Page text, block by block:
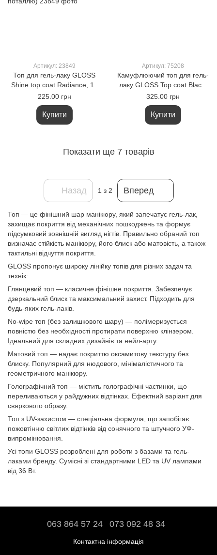
Артикул: 23849
Топ для гель-лаку GLOSS
Shine top coat Radiance, 11
мл (прозорий з бежевим
підтоном та золотистою
поталлю)
225.00 грн
Купити
Артикул: 75208
Камуфлюючий топ для гель-
лаку GLOSS Top coat Black,
15 мл (чорний)
325.00 грн
Купити
Показати ще 7 товарів
Назад 1 з 2 Вперед
Топ — це фінішний шар манікюру, який запечатує гель-лак,
захищає покриття від механічних пошкоджень та формує
підсумковий зовнішній вигляд нігтів. Правильно обраний топ
визначає стійкість манікюру, його блиск або матовість, а також
тактильні відчуття покриття.
GLOSS пропонує широку лінійку топів для різних задач та
технік:
Глянцевий топ — класичне фінішне покриття. Забезпечує
дзеркальний блиск та максимальний захист. Підходить для
будь-яких гель-лаків.
No-wipe топ (без залишкового шару) — полімеризується
повністю без необхідності протирати поверхню клінзером.
Ідеальний для складних дизайнів та нейл-арту.
Матовий топ — надає покриттю оксамитову текстуру без
блиску. Популярний для нюдового, мінімалістичного та
геометричного манікюру.
Голографічний топ — містить голографічні частинки, що
переливаються у райдужних відтінках. Ефектний варіант для
свяркового образу.
Топ з UV-захистом — спеціальна формула, що запобігає
пожовтінню світлих відтінків від сонячного та штучного УФ-
випромінювання.
Усі топи GLOSS розроблені для роботи з базами та гель-
лаками бренду. Сумісні зі стандартними LED та UV лампами
від 36 Вт.
063 864 57 24 073 092 48 34
Контактна інформація